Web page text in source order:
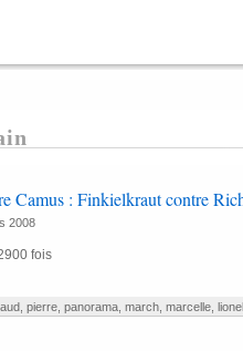
Camus : Finkielkraut contre
2008
fois
, pierre, panorama, march, marcelle, lionel